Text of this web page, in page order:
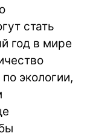
стать
год в мире
экологии,